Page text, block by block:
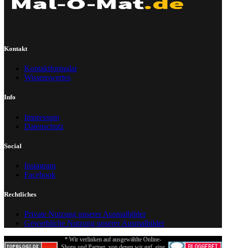
Kontakt
Kontaktformular
Wissenswertes
Info
Impressum
Datenschutz
Social
Instagram
Facebook
Rechtliches
Private Nutzung unserer Ausmalbilder
Gewerbliche Nutzung unserer Ausmalbilder
* Wir verlinken auf ausgewählte Online-